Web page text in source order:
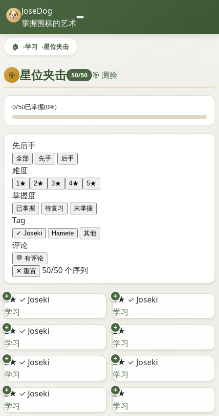
JoseDog
掌握围棋的艺术
🏠 学习 星位夹击
🎯 星位夹击 50/50 🎯 测验
0/50已掌握(0%)
先后手
全部 先手 后手
难度
1★ 2★ 3★ 4★ 5★
掌握度
已掌握 待复习 未掌握
Tag
✓ Joseki Hamete 其他
评论
💬 有评论
✕ 重置
50/50 个序列
1★ ✓ Joseki
+
学习
1★ ✓ Joseki
+
学习
2★ ✓ Joseki
+
学习
2★
+
学习
2★ ✓ Joseki
+
学习
2★ ✓ Joseki
+
学习
2★ ✓ Joseki
+
学习
2★
+
学习